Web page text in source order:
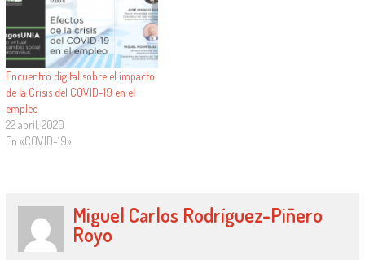
países,…
Encuentro digital sobre el impacto
de la Crisis del COVID-19 en el
empleo
22 abril, 2020
En «COVID-19»
Miguel Carlos Rodríguez-Piñero
Royo